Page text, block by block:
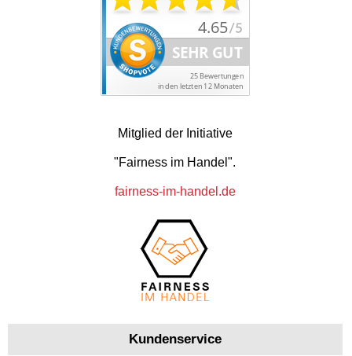
Mitglied der Initiative
"Fairness im Handel".
fairness-im-handel.de
Kundenservice